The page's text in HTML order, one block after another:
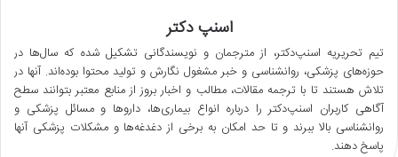
اسنپ دکتر
تیم تحریریه اسنپ‌دکتر، از مترجمان و نویسندگانی تشکیل شده که سال‌ها در
حوزه‌های پزشکی، روانشناسی و خبر مشغول نگارش و تولید محتوا بوده‌اند. آنها در
تلاش هستند تا با ترجمه مقالات، مطالب و اخبار بروز از منابع معتبر بتوانند سطح
آگاهی کاربران اسنپ‌دکتر را درباره انواع بیماری‌ها، داروها و مسائل پزشکی و
روانشناسی بالا ببرند و تا حد امکان به برخی از دغدغه‌ها و مشکلات پزشکی آنها
پاسخ دهند.